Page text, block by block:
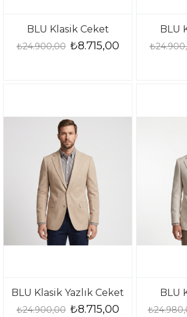
BLU Klasik Ceket
₺8.715,00
₺24.900,00
BLU
BLU Klasik Yazlık Ceket
₺8.715,00
₺24.900,00
BLU